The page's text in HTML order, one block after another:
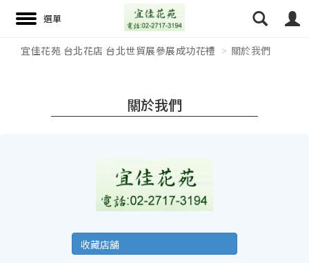
宜佳花苑 台北花店 台北世貿展參展成功花禮 關於我們
關於我們
收藏店舖